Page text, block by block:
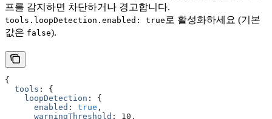
프를 감지하면 차단하거나 경고합니다.
tools.loopDetection.enabled: true 로 활성화하세요 (기본
값은 false).
{
  tools
:
{
    loopDetection
:
{
      enabled
: true ,
      warningThreshold
: 10 ,